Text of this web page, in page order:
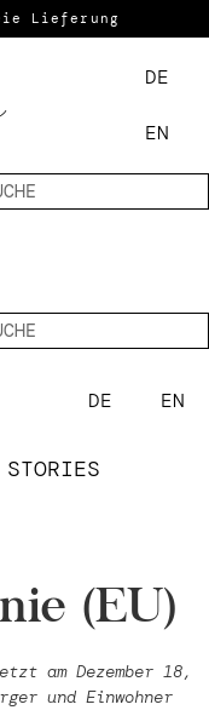
Lieferung
DE
EN
DE EN
STORIES
(EU)
am Dezember 18,
und Einwohner